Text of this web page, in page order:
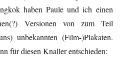
haben Paule und ich einen
Versionen von zum Teil
unbekannten (Film-)Plakaten.
für diesen Knaller entschieden: